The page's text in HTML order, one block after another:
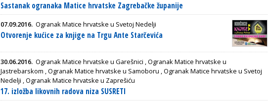
Sastanak ogranaka Matice hrvatske Zagrebačke županije
07.09.2016. Ogranak Matice hrvatske u Svetoj Nedelji
Otvorenje kućice za knjige na Trgu Ante Starčevića
30.06.2016. Ogranak Matice hrvatske u Garešnici ,Ogranak Matice hrvatske u
Jastrebarskom ,Ogranak Matice hrvatske u Samoboru ,Ogranak Matice hrvatske u Svetoj
Nedelji ,Ogranak Matice hrvatske u Zaprešiću
17. izložba likovnih radova niza SUSRETI